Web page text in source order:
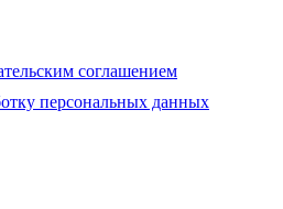
соглашением
персональных данных